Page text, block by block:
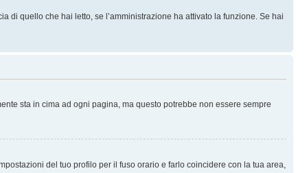
di quello che hai letto, se l’amministrazione ha attivato la funzione. Se hai
sta in cima ad ogni pagina, ma questo potrebbe non essere sempre
del tuo profilo per il fuso orario e farlo coincidere con la tua area,